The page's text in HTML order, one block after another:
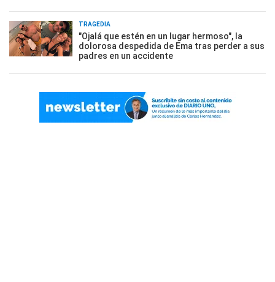
TRAGEDIA
"Ojalá que estén en un lugar hermoso", la
dolorosa despedida de Ema tras perder a sus
padres en un accidente